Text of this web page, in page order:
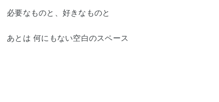
必要なものと、好きなものと
あとは 何にもない空白のスペース